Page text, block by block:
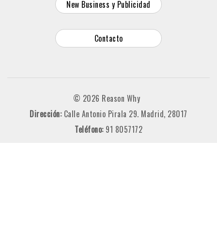
New Business y Publicidad
Contacto
© 2026 Reason Why
Dirección: Calle Antonio Pirala 29. Madrid, 28017
Teléfono: 91 8057172